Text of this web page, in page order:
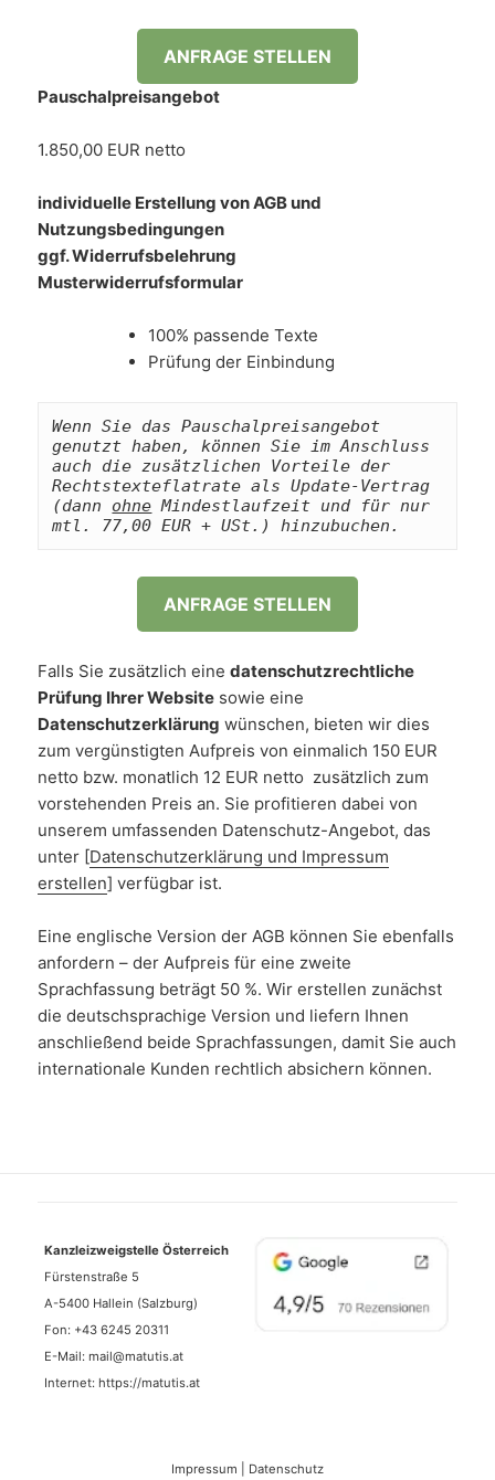
ANFRAGE STELLEN
Pauschalpreisangebot
1.850,00 EUR netto
individuelle Erstellung von AGB und
Nutzungsbedingungen
ggf. Widerrufsbelehrung
Musterwiderrufsformular
100% passende Texte
Prüfung der Einbindung
Wenn Sie das Pauschalpreisangebot
genutzt haben, können Sie im Anschluss
auch die zusätzlichen Vorteile der
Rechtstexteflatrate als Update-Vertrag
(dann ohne Mindestlaufzeit und für nur
mtl. 77,00 EUR + USt.) hinzubuchen.
ANFRAGE STELLEN
Falls Sie zusätzlich einedatenschutzrechtliche
Prüfung Ihrer Website sowie eine
Datenschutzerklärung wünschen, bieten wir dies
zum vergünstigten Aufpreis von einmalich 150 EUR
netto bzw. monatlich 12 EUR netto zusätzlich zum
vorstehenden Preis an. Sie profitieren dabei von
unserem umfassenden Datenschutz-Angebot, das
unter [Datenschutzerklärung und Impressum
erstellen] verfügbar ist.
Eine englische Version der AGB können Sie ebenfalls
anfordern – der Aufpreis für eine zweite
Sprachfassung beträgt 50 %. Wir erstellen zunächst
die deutschsprachige Version und liefern Ihnen
anschließend beide Sprachfassungen, damit Sie auch
internationale Kunden rechtlich absichern können.
Kanzleizweigstelle Österreich
Fürstenstraße 5
A-5400 Hallein (Salzburg)
Fon: +43 6245 20311
E-Mail:mail@matutis.at
Internet: https://matutis.at
Impressum Datenschutz